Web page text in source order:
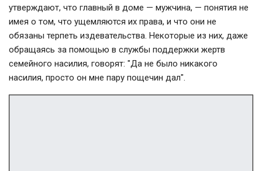
утверждают, что главный в доме — мужчина, — понятия не
имея о том, что ущемляются их права, и что они не
обязаны терпеть издевательства. Некоторые из них, даже
обращаясь за помощью в службы поддержки жертв
семейного насилия, говорят: "Да не было никакого
насилия, просто он мне пару пощечин дал".